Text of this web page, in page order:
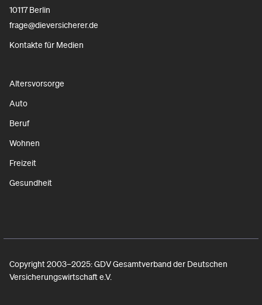
10117 Berlin
frage@dieversicherer.de
Kontakte für Medien
Altersvorsorge
Auto
Beruf
Wohnen
Freizeit
Gesundheit
Copyright 2003–2025: GDV Gesamtverband der Deutschen
Versicherungswirtschaft e.V.